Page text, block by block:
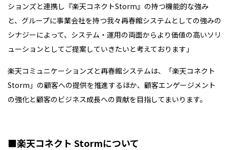
ションズと連携し『楽天コネクトStorm 』の持つ機能的な強み
と、グループに事業会社を持つ我々再春館システムとしての強みの
シナジーによって、システム・運用の両面からより価値の高いソリ
ューションとしてご提案していきたいと考えております」
楽天コミュニケーションズと再春館システムは、「楽天コネクト
Storm 」の顧客への提供を推進するほか、顧客エンゲージメント
の強化と顧客のビジネス成長への貢献を目指してまいります。
■楽天コネクト Stormについて